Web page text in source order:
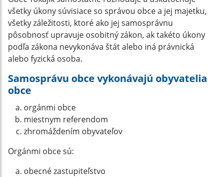
všetky úkony súvisiace so správou obce a jej majetku,
všetky záležitosti, ktoré ako jej samosprávnu
pôsobnosť upravuje osobitný zákon, ak takéto úkony
podľa zákona nevykonáva štát alebo iná právnická
alebo fyzická osoba.
Samosprávu obce vykonávajú obyvatelia
obce
orgánmi obce
miestnym referendom
zhromáždením obyvateľov
Orgánmi obce sú:
obecné zastupiteľstvo